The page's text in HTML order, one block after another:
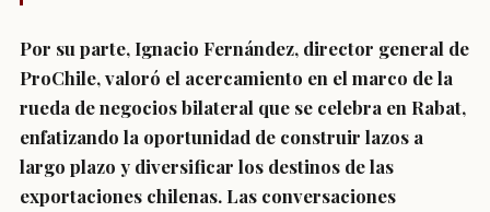
Por su parte, Ignacio Fernández, director general de
ProChile, valoró el acercamiento en el marco de la
rueda de negocios bilateral que se celebra en Rabat,
enfatizando la oportunidad de construir lazos a
largo plazo y diversificar los destinos de las
exportaciones chilenas. Las conversaciones